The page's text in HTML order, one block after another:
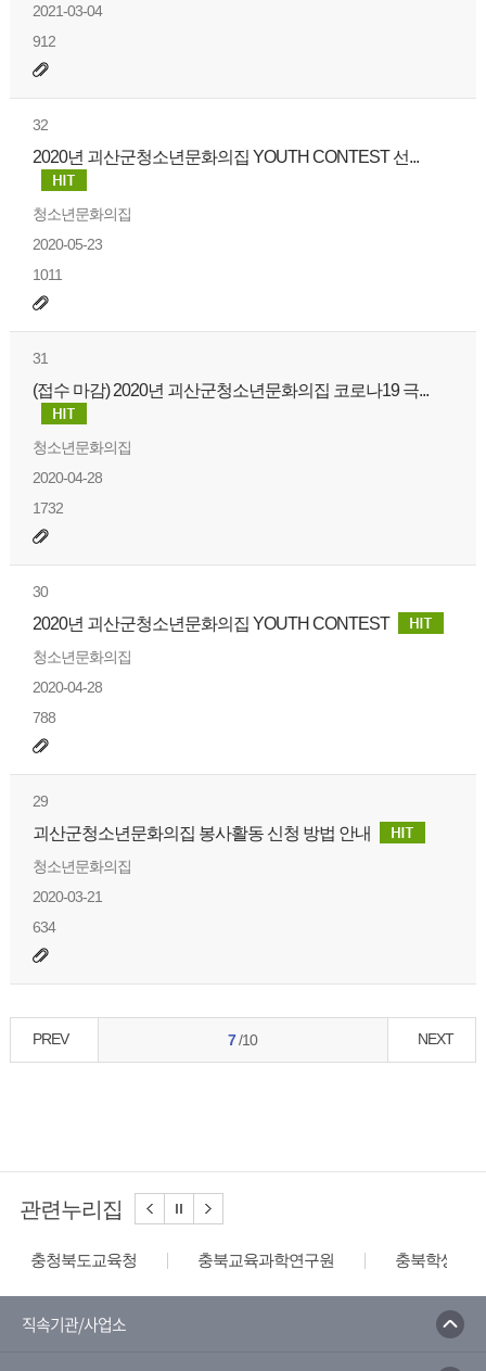
2021-03-04
912
32
2020년 괴산군청소년문화의집 YOUTH CONTEST 선...
청소년문화의집
2020-05-23
1011
31
(접수 마감) 2020년 괴산군청소년문화의집 코로나19 극...
청소년문화의집
2020-04-28
1732
30
2020년 괴산군청소년문화의집 YOUTH CONTEST
청소년문화의집
2020-04-28
788
29
괴산군청소년문화의집 봉사활동 신청 방법 안내
청소년문화의집
2020-03-21
634
PREV 7/10 NEXT
관련누리집
충청북도교육청 충북교육과학연구원 충북학생교
직속기관/사업소